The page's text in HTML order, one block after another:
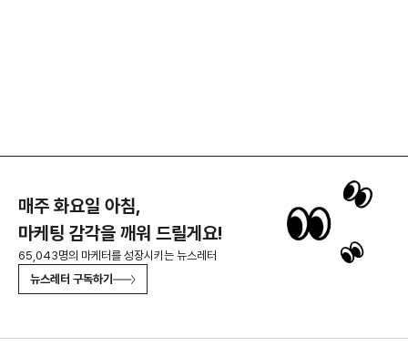
매주 화요일 아침,
마케팅 감각을 깨워 드릴게요!
65,043명의 마케터를 성장시키는 뉴스레터
뉴스레터 구독하기